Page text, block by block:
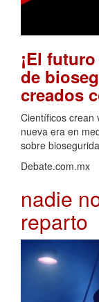
¡El
de
creados
Científicos crean
nueva era en
sobre
Debate.com.mx
nadie
reparto